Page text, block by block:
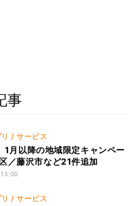
事
リ / サービス
1月以降の地域限定キャンペー
／藤沢市など21件追加
/ サービス